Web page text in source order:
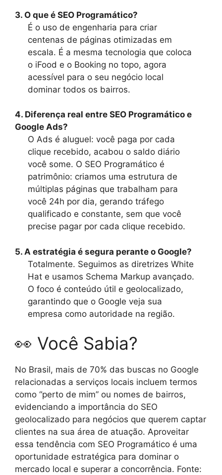
3. O que é SEO Programático?
É o uso de engenharia para criar
centenas de páginas otimizadas em
escala. É a mesma tecnologia que coloca
o iFood e o Booking no topo, agora
acessível para o seu negócio local
dominar todos os bairros.
4. Diferença real entre SEO Programático e
Google Ads?
O Ads é aluguel: você paga por cada
clique recebido, acabou o saldo diário
você some. O SEO Programático é
patrimônio: criamos uma estrutura de
múltiplas páginas que trabalham para
você 24h por dia, gerando tráfego
qualificado e constante, sem que você
precise pagar por cada clique recebido.
5. A estratégia é segura perante o Google?
Totalmente. Seguimos as diretrizes White
Hat e usamos Schema Markup avançado.
O foco é conteúdo útil e geolocalizado,
garantindo que o Google veja sua
empresa como autoridade na região.
👀 Você Sabia?
No Brasil, mais de 70% das buscas no Google
relacionadas a serviços locais incluem termos
como “perto de mim” ou nomes de bairros,
evidenciando a importância do SEO
geolocalizado para negócios que querem captar
clientes na sua área de atuação. Aproveitar
essa tendência com SEO Programático é uma
oportunidade estratégica para dominar o
mercado local e superar a concorrência. Fonte: